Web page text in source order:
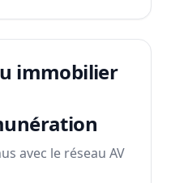
immobilier
avec le réseau AV